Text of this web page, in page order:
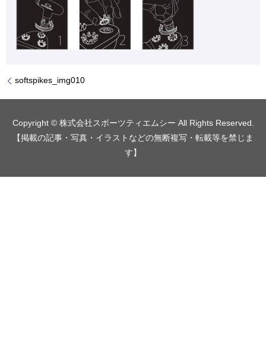
softspikes_img010
Copyright © 株式会社スポーツティエムシー All Rights Reserved.
【掲載の記事・写真・イラストなどの無断複写・転載等を禁じま
す】